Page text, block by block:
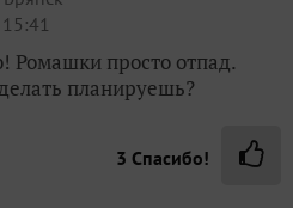
Ромашки просто отпад.
планируешь?
3 Спасибо!